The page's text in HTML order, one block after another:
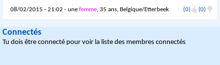
08/02/2015 - 21:02 - unefemme, 35 ans, Belgique/Etterbeek (0) (0)
Connectés
Tu dois être connecté pour voir la liste des membres connectés